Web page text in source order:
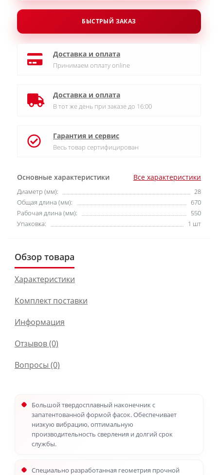
Основные характеристики Все характеристики
Диаметр (мм):
28
Общая длина (мм):
670
Рабочая длина (мм):
550
Упаковка:
1 шт
БЫСТРЫЙ ЗАКАЗ
Доставка и оплата
Принимаем оплату online
Доставка и оплата
В тот же день при заказе до 16:00
Гарантия и сервис
Весь товар сертифицирован
Обзор товара
Характеристики
Комплект поставки
Информация
Отзывов (0)
Вопросы (0)
Большой твердосплавный наконечник с
запатентованной формой фасок. Обеспечивает
низкую вибрацию, оптимальную
производительность сверления и долгий срок
службы.
Специально разработанная геометрия прочной